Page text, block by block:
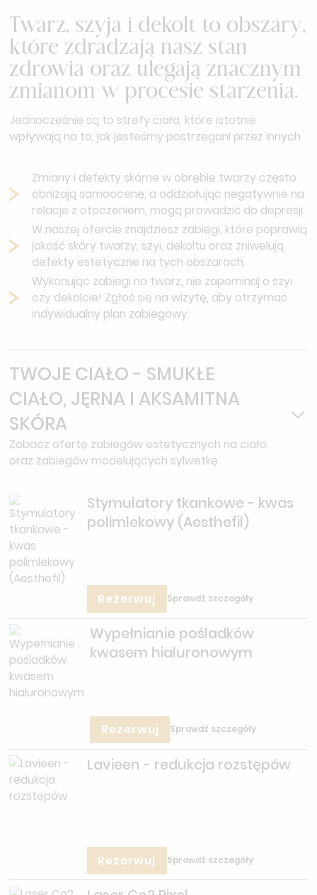
Twarz, szyja i dekolt to obszary,
które zdradzają nasz stan
zdrowia oraz ulegają znacznym
zmianom w procesie starzenia.
Jednocześnie są to strefy ciała, które istotnie
wpływają na to, jak jesteśmy postrzegani przez innych.
Zmiany i defekty skórne w obrębie twarzy często
obniżają samoocenę, a oddziałując negatywnie na
relacje z otoczeniem, mogą prowadzić do depresji.
W naszej ofercie znajdziesz zabiegi, które poprawią
jakość skóry twarzy, szyi, dekoltu oraz zniwelują
defekty estetyczne na tych obszarach.
Wykonując zabiegi na twarz, nie zapominaj o szyi
czy dekolcie! Zgłoś się na wizytę, aby otrzymać
indywidualny plan zabiegowy.
TWOJE CIAŁO - SMUKŁE
CIAŁO, JĘRNA I AKSAMITNA
SKÓRA
Zobacz ofertę zabiegów estetycznych na ciało
oraz zabiegów modelujących sylwetkę.
Stymulatory tkankowe - kwas
polimlekowy (Aesthefil)
Rezerwuj Sprawdź szczegóły
Wypełnianie pośladków
kwasem hialuronowym
Rezerwuj Sprawdź szczegóły
Lavieen - redukcja rozstępów
Rezerwuj Sprawdź szczegóły